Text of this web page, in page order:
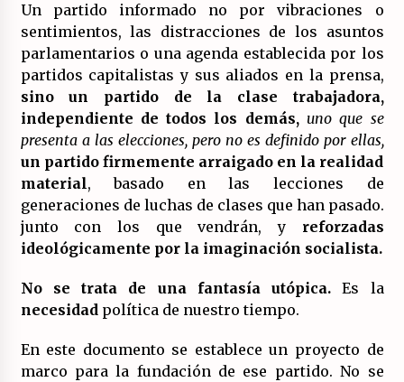
Un partido informado no por vibraciones o
sentimientos, las distracciones de los asuntos
parlamentarios o una agenda establecida por los
partidos capitalistas y sus aliados en la prensa,
sino un partido de la clase trabajadora,
independiente de todos los demás, uno que se
presenta a las elecciones, pero no es definido por ellas,
un partido firmemente arraigado en la realidad
material, basado en las lecciones de
generaciones de luchas de clases que han pasado.
junto con los que vendrán, y reforzadas
ideológicamente por la imaginación socialista.
No se trata de una fantasía utópica. Es la
necesidadpolítica de nuestro tiempo.
En este documento se establece un proyecto de
marco para la fundación de ese partido. No se